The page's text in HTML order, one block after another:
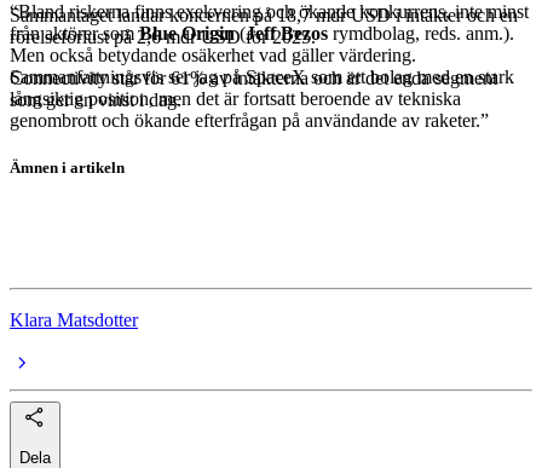
Sammantaget landar koncernen på 18,7 mdr USD i intäkter och en
rörelseförlust på 2,6 mdr USD för 2025.
Connectivity står för 61% av intäkterna och är det enda segment
som ger en vinst i dag.
“Bland riskerna finns exekvering och ökande konkurrens, inte minst
från aktörer somBlue Origin(Jeff Bezos rymdbolag, reds. anm.).
Men också betydande osäkerhet vad gäller värdering.
Sammanfattningsvis ser jag på SpaceX som ett bolag med en stark
långsiktig position, men det är fortsatt beroende av tekniska
genombrott och ökande efterfrågan på användande av raketer.”
Ämnen i artikeln
Klara Matsdotter
Dela